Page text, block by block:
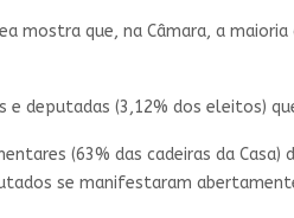
mostra que, na Câmara, a
e deputadas (3,12% dos eleitos)
(63% das cadeiras da
se manifestaram